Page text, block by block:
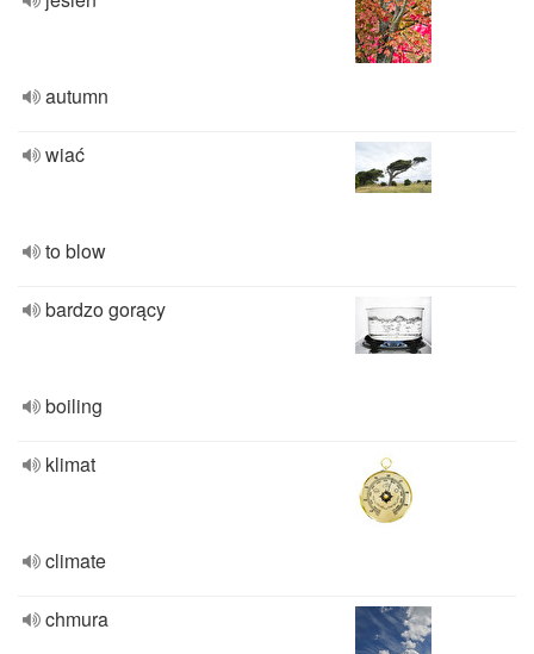
autumn
wiać
to blow
bardzo gorący
boiling
klimat
climate
chmura